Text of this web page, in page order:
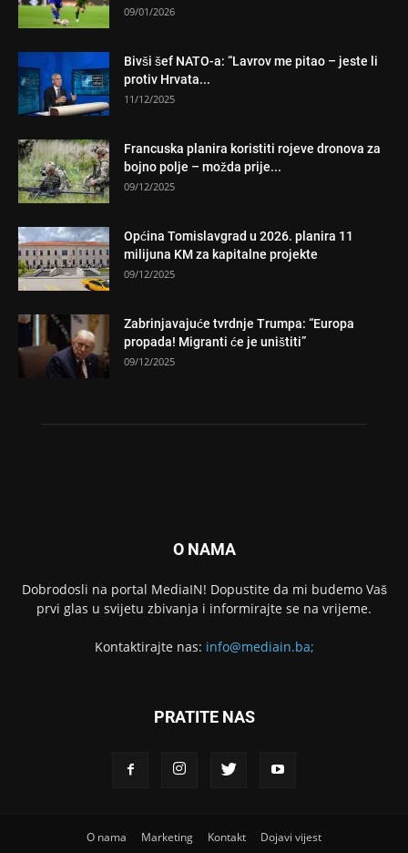
09/01/2026
Bivši šef NATO-a: “Lavrov me pitao – jeste li
protiv Hrvata...
11/12/2025
Francuska planira koristiti rojeve dronova za
bojno polje – možda prije...
09/12/2025
Općina Tomislavgrad u 2026. planira 11
milijuna KM za kapitalne projekte
09/12/2025
Zabrinjavajuće tvrdnje Trumpa: “Europa
propada! Migranti će je uništiti”
09/12/2025
O NAMA
Dobrodosli na portal MediaIN! Dopustite da mi budemo Vaš
prvi glas u svijetu zbivanja i informirajte se na vrijeme.
Kontaktirajte nas: info@mediain.ba;
PRATITE NAS
O nama Marketing Kontakt Dojavi vijest